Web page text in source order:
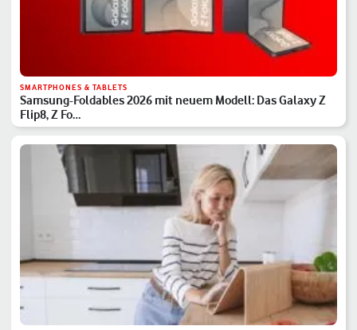
SMARTPHONES & TABLETS
Samsung-Foldables 2026 mit neuem Modell: Das Galaxy Z
Flip8, Z Fo…